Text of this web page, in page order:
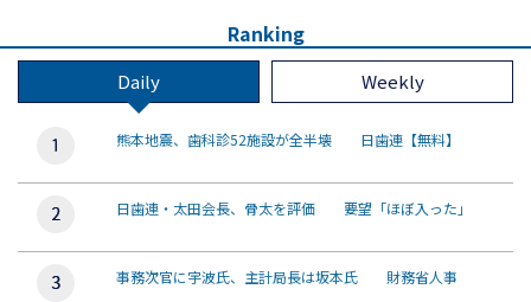
Ranking
Daily Weekly
熊本地震、歯科診52施設が全半壊 日歯連【無料】
日歯連・太田会長、骨太を評価 要望「ほぼ入った」
事務次官に宇波氏、主計局長は坂本氏 財務省人事